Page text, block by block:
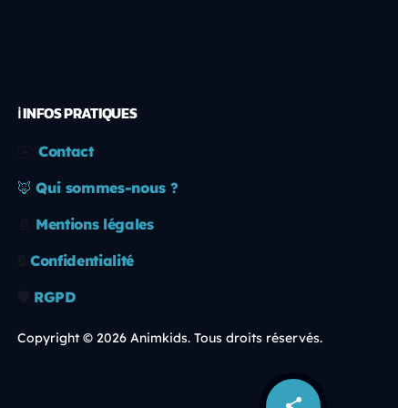
ℹ️ INFOS PRATIQUES
Contact
🦊 Qui sommes-nous ?
Mentions légales
Confidentialité
RGPD
Copyright © 2026 Animkids. Tous droits réservés.